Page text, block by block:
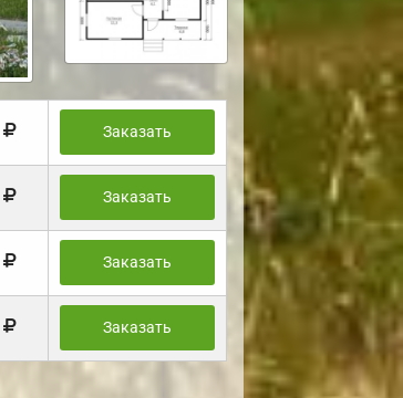
Заказать
Заказать
Заказать
Заказать